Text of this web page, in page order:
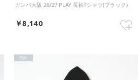
ガンバ大阪 26/27 PLAY 長袖Tシャツ(ブラック)
￥8,140
予約